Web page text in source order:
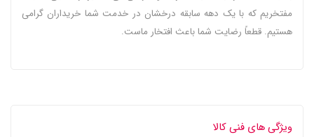
مفتخریم که با یک دهه سابقه درخشان در خدمت شما خریداران گرامی
هستیم. قطعاً رضایت شما باعث افتخار ماست.
ویژگی های فنی کالا